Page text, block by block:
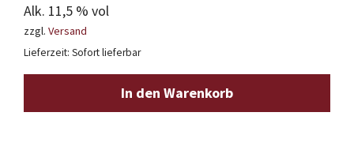
Alk. 11,5 % vol
zzgl. Versand
Lieferzeit: Sofort lieferbar
In den Warenkorb